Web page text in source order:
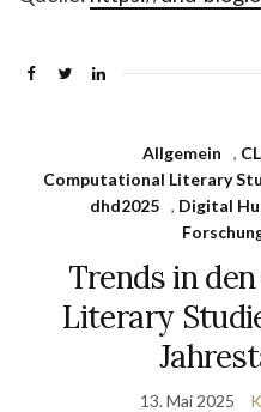
Allgemein ,
Computational Literary
dhd2025 , Digital
Trends in
Literary
13. Mai 2025